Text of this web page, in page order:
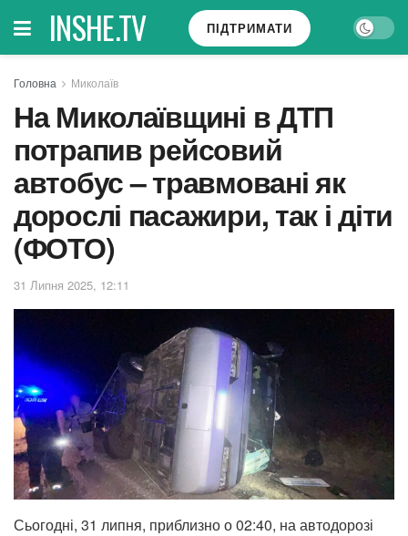
INSHE.TV ПІДТРИМАТИ
Головна Миколаїв
На Миколаївщині в ДТП
потрапив рейсовий
автобус – травмовані як
дорослі пасажири, так і діти
(ФОТО)
31 Липня 2025, 12:11
Сьогодні, 31 липня, приблизно о 02:40, на автодорозі